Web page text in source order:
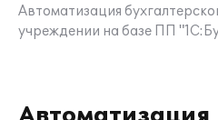
Автоматизация
учреждении на базе ПП